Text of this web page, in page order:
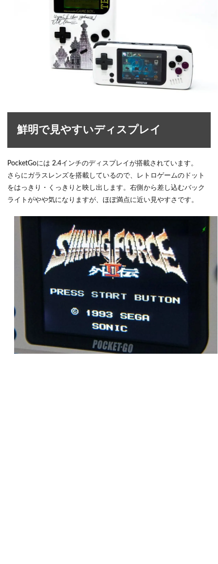
鮮明で見やすいディスプレイ
PocketGoには 2.4インチのディスプレイが搭載されています。
さらにガラスレンズを搭載しているので、レトロゲームのドット
をはっきり・くっきりと映し出します。右側から差し込むバック
ライトがやや気になりますが、ほぼ満点に近い見やすさです。